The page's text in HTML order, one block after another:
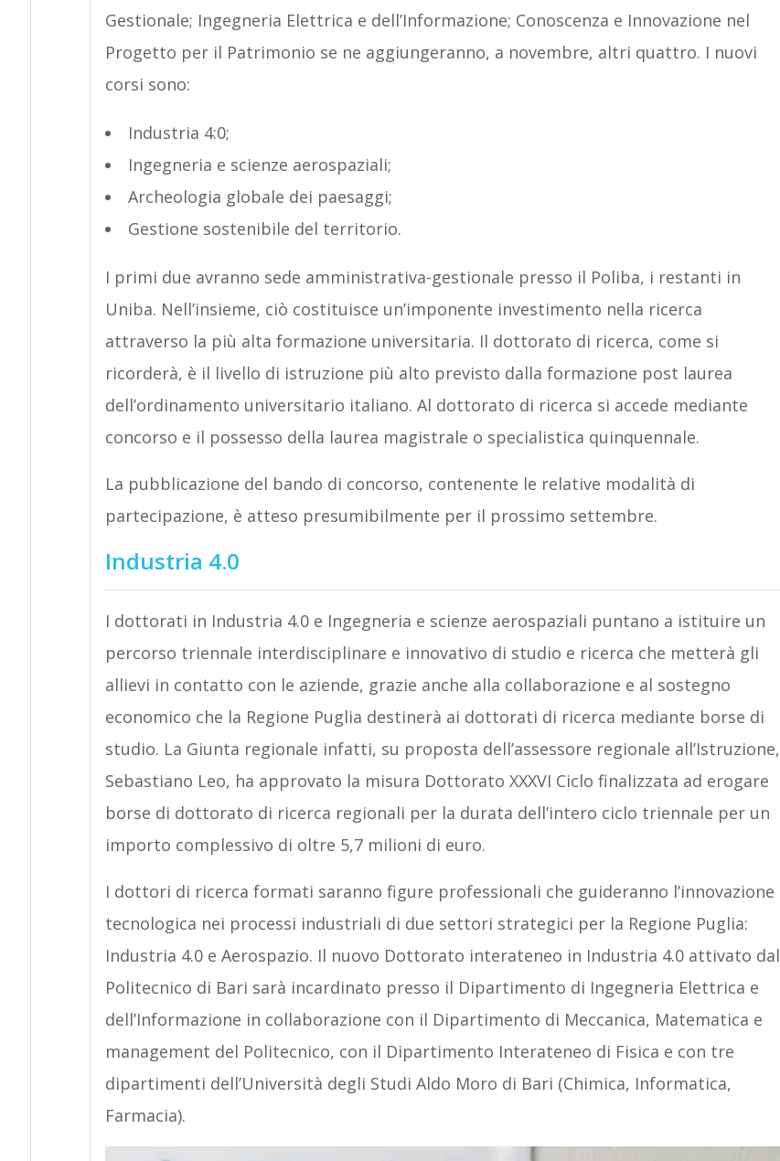
Gestionale; Ingegneria Elettrica e dell’Informazione; Conoscenza e Innovazione nel
Progetto per il Patrimonio se ne aggiungeranno, a novembre, altri quattro. I nuovi
corsi sono:
Industria 4:0;
Ingegneria e scienze aerospaziali;
Archeologia globale dei paesaggi;
Gestione sostenibile del territorio.
I primi due avranno sede amministrativa-gestionale presso il Poliba, i restanti in
Uniba. Nell’insieme, ciò costituisce un’imponente investimento nella ricerca
attraverso la più alta formazione universitaria. Il dottorato di ricerca, come si
ricorderà, è il livello di istruzione più alto previsto dalla formazione post laurea
dell’ordinamento universitario italiano. Al dottorato di ricerca si accede mediante
concorso e il possesso della laurea magistrale o specialistica quinquennale.
La pubblicazione del bando di concorso, contenente le relative modalità di
partecipazione, è atteso presumibilmente per il prossimo settembre.
Industria 4.0
I dottorati in Industria 4.0 e Ingegneria e scienze aerospaziali puntano a istituire un
percorso triennale interdisciplinare e innovativo di studio e ricerca che metterà gli
allievi in contatto con le aziende, grazie anche alla collaborazione e al sostegno
economico che la Regione Puglia destinerà ai dottorati di ricerca mediante borse di
studio. La Giunta regionale infatti, su proposta dell’assessore regionale all’Istruzione,
Sebastiano Leo, ha approvato la misura Dottorato XXXVI Ciclo finalizzata ad erogare
borse di dottorato di ricerca regionali per la durata dell’intero ciclo triennale per un
importo complessivo di oltre 5,7 milioni di euro.
I dottori di ricerca formati saranno figure professionali che guideranno l’innovazione
tecnologica nei processi industriali di due settori strategici per la Regione Puglia:
Industria 4.0 e Aerospazio. Il nuovo Dottorato interateneo in Industria 4.0 attivato dal
Politecnico di Bari sarà incardinato presso il Dipartimento di Ingegneria Elettrica e
dell’Informazione in collaborazione con il Dipartimento di Meccanica, Matematica e
management del Politecnico, con il Dipartimento Interateneo di Fisica e con tre
dipartimenti dell’Università degli Studi Aldo Moro di Bari (Chimica, Informatica,
Farmacia).